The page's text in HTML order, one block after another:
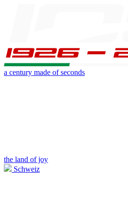
a century made of seconds
the land of joy
Schweiz